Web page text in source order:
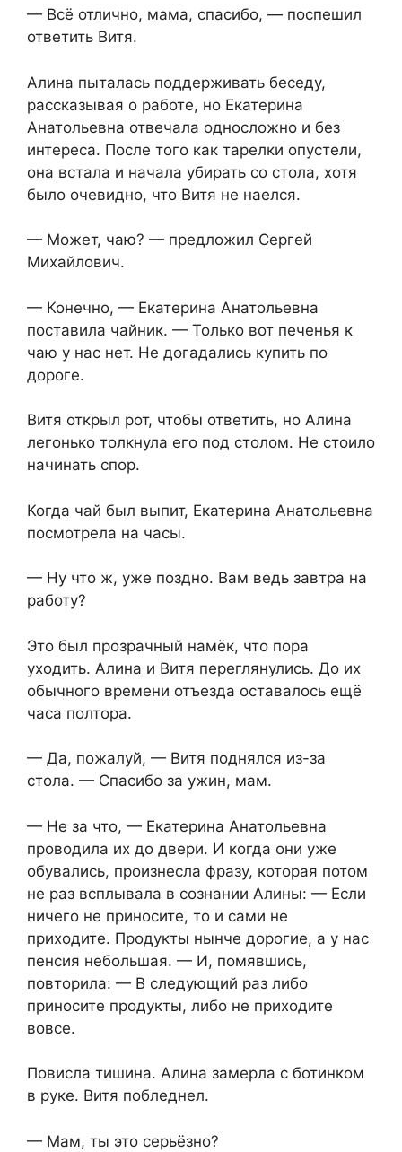
— Всё отлично, мама, спасибо, — поспешил
ответить Витя.
Алина пыталась поддерживать беседу,
рассказывая о работе, но Екатерина
Анатольевна отвечала односложно и без
интереса. После того как тарелки опустели,
она встала и начала убирать со стола, хотя
было очевидно, что Витя не наелся.
— Может, чаю? — предложил Сергей
Михайлович.
— Конечно, — Екатерина Анатольевна
поставила чайник. — Только вот печенья к
чаю у нас нет. Не догадались купить по
дороге.
Витя открыл рот, чтобы ответить, но Алина
легонько толкнула его под столом. Не стоило
начинать спор.
Когда чай был выпит, Екатерина Анатольевна
посмотрела на часы.
— Ну что ж, уже поздно. Вам ведь завтра на
работу?
Это был прозрачный намёк, что пора
уходить. Алина и Витя переглянулись. До их
обычного времени отъезда оставалось ещё
часа полтора.
— Да, пожалуй, — Витя поднялся из-за
стола. — Спасибо за ужин, мам.
— Не за что, — Екатерина Анатольевна
проводила их до двери. И когда они уже
обувались, произнесла фразу, которая потом
не раз всплывала в сознании Алины: — Если
ничего не приносите, то и сами не
приходите. Продукты нынче дорогие, а у нас
пенсия небольшая. — И, помявшись,
повторила: — В следующий раз либо
приносите продукты, либо не приходите
вовсе.
Повисла тишина. Алина замерла с ботинком
в руке. Витя побледнел.
— Мам, ты это серьёзно?